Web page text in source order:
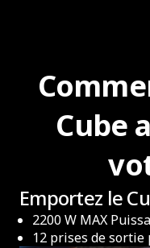
Cube
Emportez le
2200 W MAX
12 prises de